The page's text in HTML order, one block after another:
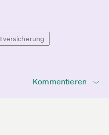
Kommentieren